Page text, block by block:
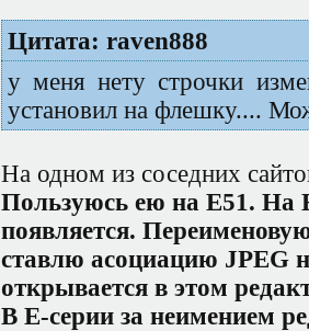
Цитата: raven888
у меня нету строчки
установил на флешку....
На одном из соседних
Пользуюсь ею на Е51. На
появляется.
ставлю асоциацию JPEG
открывается в этом
В Е-серии за неимением